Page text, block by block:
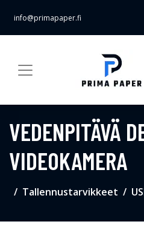
info@primapaper.fi
VEDENPITÄVÄ
VIDEOKAMERA
Tallennustarvikkeet